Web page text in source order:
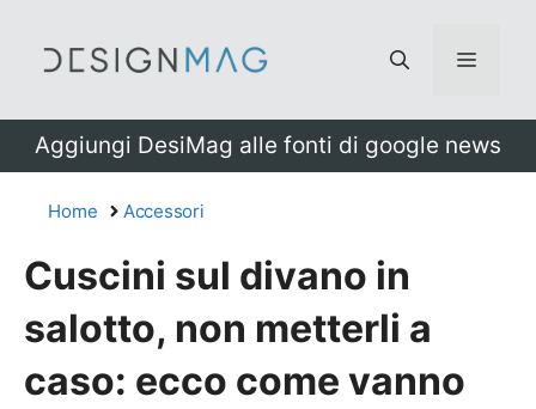
Menu
Aggiungi DesiMag alle fonti di google news
Home Accessori
Cuscini sul divano in
salotto, non metterli a
caso: ecco come vanno